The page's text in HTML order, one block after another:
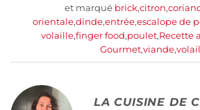
et marqué brick,citron,
orientale,dinde,entrée,escalope de
volaille,finger food,poulet,Recette
Gourmet,viande,
LA CUISINE DE